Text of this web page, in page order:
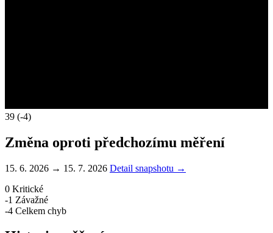
39 (-4)
Změna oproti předchozímu měření
15. 6. 2026 → 15. 7. 2026 Detail snapshotu →
0 Kritické
-1 Závažné
-4 Celkem chyb